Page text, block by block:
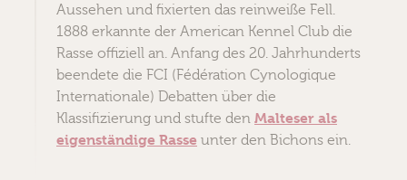
Aussehen und fixierten das reinweiße Fell.
1888 erkannte der American Kennel Club die
Rasse offiziell an. Anfang des 20. Jahrhunderts
beendete die FCI (Fédération Cynologique
Internationale) Debatten über die
Klassifizierung und stufte den Malteser als
eigenständige Rasse unter den Bichons ein.